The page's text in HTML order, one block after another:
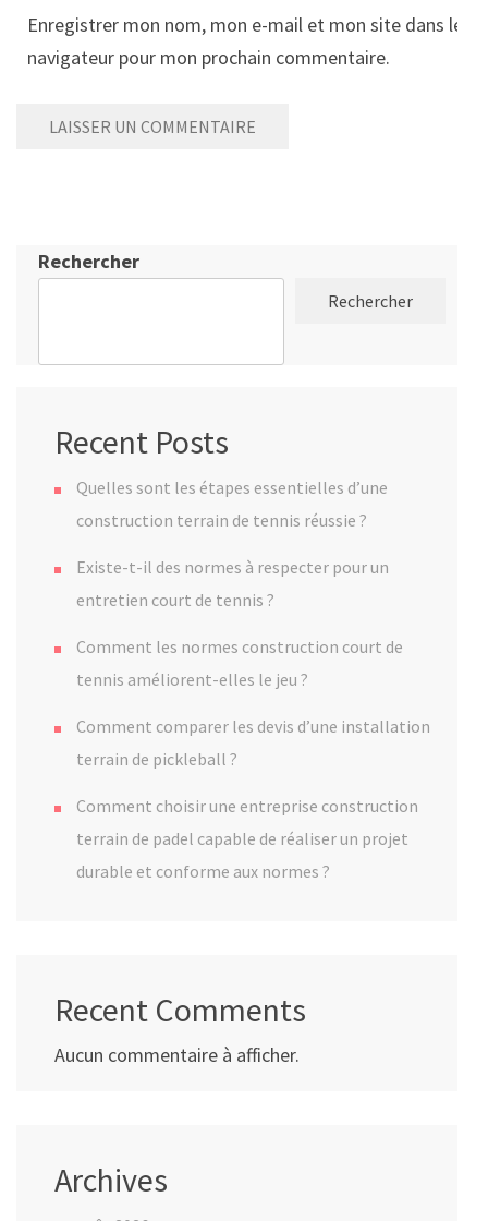
Enregistrer mon nom, mon e-mail et mon site dans le
navigateur pour mon prochain commentaire.
Rechercher
Rechercher
Recent Posts
Quelles sont les étapes essentielles d’une
construction terrain de tennis réussie ?
Existe-t-il des normes à respecter pour un
entretien court de tennis ?
Comment les normes construction court de
tennis améliorent-elles le jeu ?
Comment comparer les devis d’une installation
terrain de pickleball ?
Comment choisir une entreprise construction
terrain de padel capable de réaliser un projet
durable et conforme aux normes ?
Recent Comments
Aucun commentaire à afficher.
Archives